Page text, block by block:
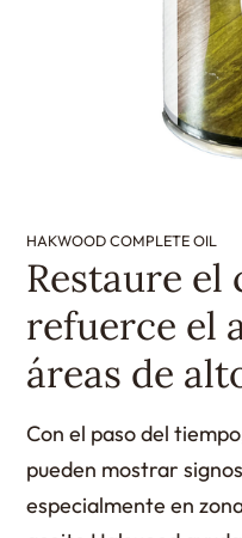
HAKWOOD COMPLETE OIL
Restaure el
refuerce el
áreas de
Con el paso del
pueden mostrar
especialmente en